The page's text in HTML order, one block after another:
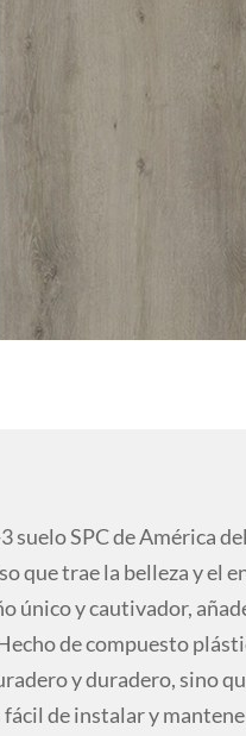
suelo SPC de América
que trae la belleza y el
único y cautivador,
de compuesto
y duradero, sino
fácil de instalar y